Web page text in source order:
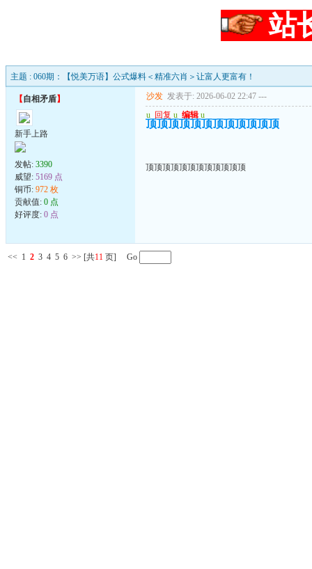
站
主题 : 060期：【悦美万语】公式爆料＜精准六肖＞让富人更富有！
【自相矛盾】
新手上路
发帖: 3390
威望: 5169 点
铜币: 972 枚
贡献值: 0 点
好评度: 0 点
沙发 发表于: 2026-06-02 22:47 ---
u 回复 u 编辑 u
顶顶顶顶顶顶顶顶顶顶顶顶
顶顶顶顶顶顶顶顶顶顶顶顶
<< 1 2 3 4 5 6 >> [共11 页] Go